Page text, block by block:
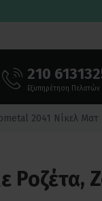
210
Εξυπηρέτηση Πελατών
2041 Νίκελ Ματ
Ροζέτα,